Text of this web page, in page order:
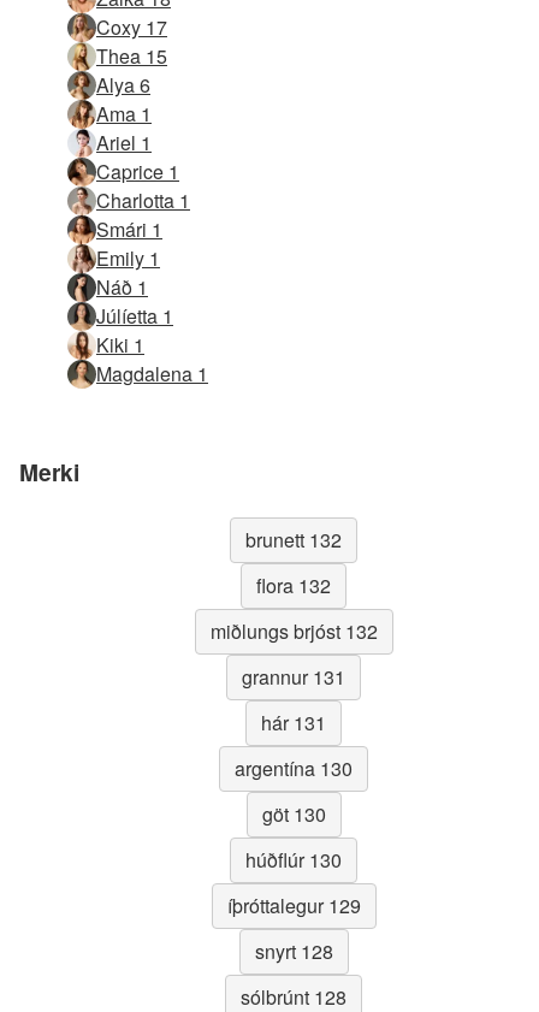
Coxy 17
Thea 15
Alya 6
Ama 1
Ariel 1
Caprice 1
Charlotta 1
Smári 1
Emily 1
Náð 1
Júlíetta 1
Kiki 1
Magdalena 1
Merki
brunett 132
flora 132
miðlungs brjóst 132
grannur 131
hár 131
argentína 130
göt 130
húðflúr 130
íþróttalegur 129
snyrt 128
sólbrúnt 128